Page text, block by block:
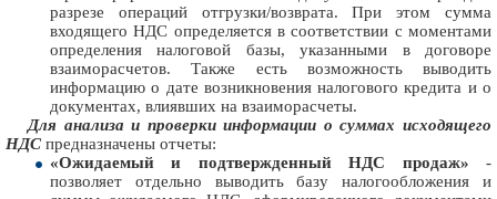
разрезе операций отгрузки/возврата. При этом сумма
входящего НДС определяется в соответствии с моментами
определения налоговой базы, указанными в договоре
взаиморасчетов. Также есть возможность выводить
информацию о дате возникновения налогового кредита и о
документах, влиявших на взаиморасчеты.
Для анализа и проверки информации о суммах исходящего
НДС предназначены отчеты:
«Ожидаемый и подтвержденный НДС продаж» -
позволяет отдельно выводить базу налогообложения и